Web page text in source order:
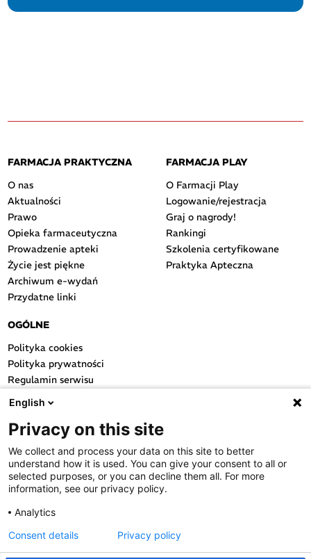
FARMACJA PRAKTYCZNA
O nas
Aktualności
Prawo
Opieka farmaceutyczna
Prowadzenie apteki
Życie jest piękne
Archiwum e-wydań
Przydatne linki
FARMACJA PLAY
O Farmacji Play
Logowanie/rejestracja
Graj o nagrody!
Rankingi
Szkolenia certyfikowane
Praktyka Apteczna
OGÓLNE
Polityka cookies
Polityka prywatności
Regulamin serwisu
Regulamin konkursu
Farmacja Play
Regulamin konkursu Lakcid
Regulamin konkursu Acard
Regulamin konkursu Biotebal
Regulamin konkursu Asmenol
Kontakt
PRODUKTY POLPHARMY
English
Privacy on this site
We collect and process your data on this site to better
understand how it is used. You can give your consent to all or
selected purposes, or you can decline them all. For more
information, see our privacy policy.
Analytics
Consent details
Privacy policy